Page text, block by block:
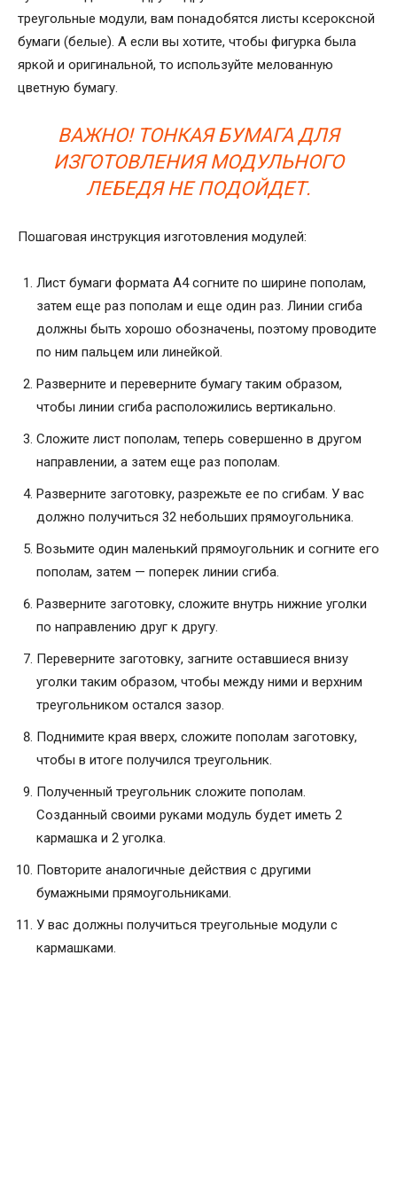
треугольные модули, вам понадобятся листы ксероксной
бумаги (белые). А если вы хотите, чтобы фигурка была
яркой и оригинальной, то используйте мелованную
цветную бумагу.
ВАЖНО! ТОНКАЯ БУМАГА ДЛЯ
ИЗГОТОВЛЕНИЯ МОДУЛЬНОГО
ЛЕБЕДЯ НЕ ПОДОЙДЕТ.
Пошаговая инструкция изготовления модулей:
Лист бумаги формата А4 согните по ширине пополам,
затем еще раз пополам и еще один раз. Линии сгиба
должны быть хорошо обозначены, поэтому проводите
по ним пальцем или линейкой.
Разверните и переверните бумагу таким образом,
чтобы линии сгиба расположились вертикально.
Сложите лист пополам, теперь совершенно в другом
направлении, а затем еще раз пополам.
Разверните заготовку, разрежьте ее по сгибам. У вас
должно получиться 32 небольших прямоугольника.
Возьмите один маленький прямоугольник и согните его
пополам, затем — поперек линии сгиба.
Разверните заготовку, сложите внутрь нижние уголки
по направлению друг к другу.
Переверните заготовку, загните оставшиеся внизу
уголки таким образом, чтобы между ними и верхним
треугольником остался зазор.
Поднимите края вверх, сложите пополам заготовку,
чтобы в итоге получился треугольник.
Полученный треугольник сложите пополам.
Созданный своими руками модуль будет иметь 2
кармашка и 2 уголка.
Повторите аналогичные действия с другими
бумажными прямоугольниками.
У вас должны получиться треугольные модули с
кармашками.